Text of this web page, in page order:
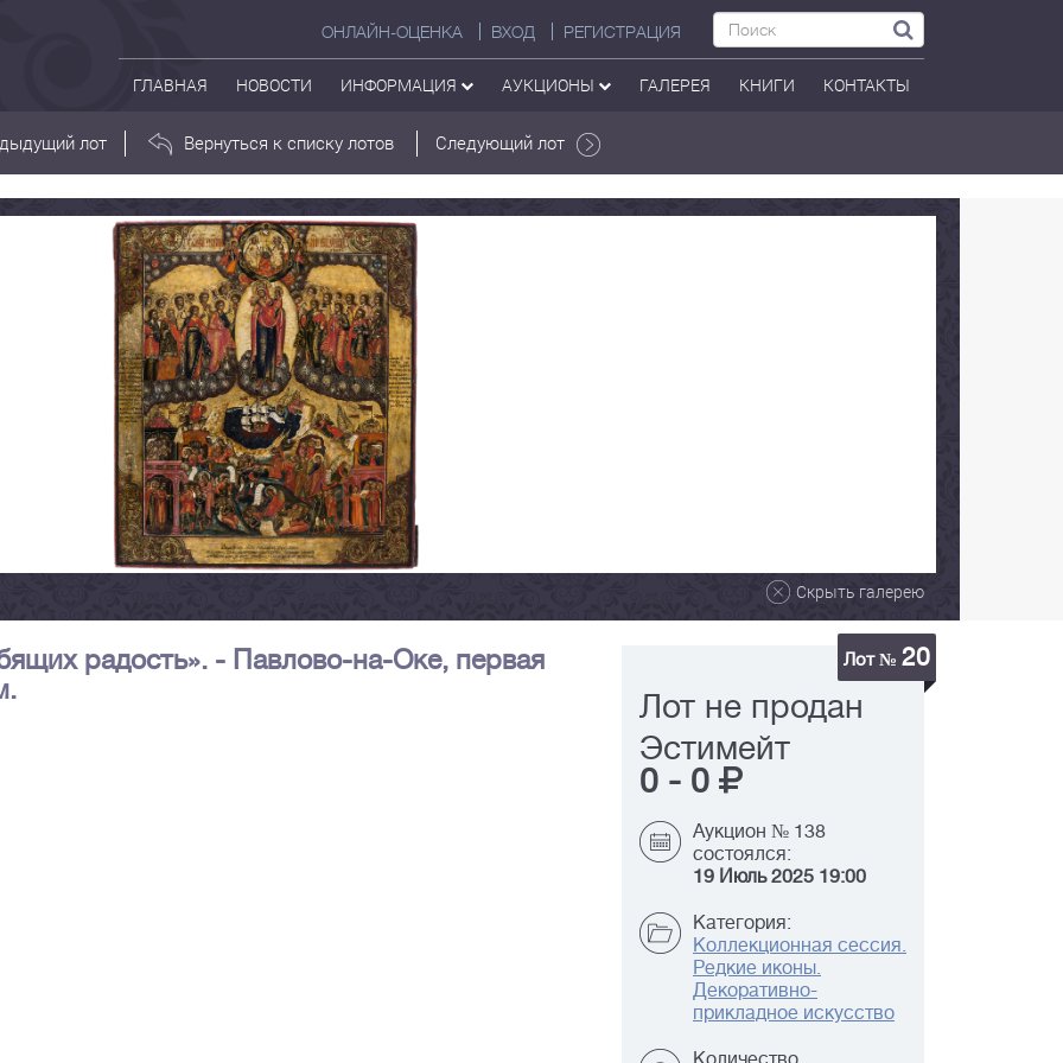
ОНЛАЙН-ОЦЕНКА ВХОД РЕГИСТРАЦИЯ
ГЛАВНАЯ НОВОСТИ ИНФОРМАЦИЯ АУКЦИОНЫ ГАЛЕРЕЯ КНИГИ КОНТАКТЫ
лот Вернуться к списку лотов Следующий лот
Скрыть галерею
радость». - Павлово-на-Оке, первая
Лот № 20
Лот не продан
Эстимейт
0 - 0
Аукцион № 138
состоялся:
19 Июль 2025 19:00
Категория:
Коллекционная сессия.
Редкие иконы.
Декоративно-
прикладное искусство